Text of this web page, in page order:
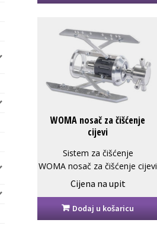
WOMA nosač za čišćenje
cijevi
Sistem za čišćenje
WOMA nosač za čišćenje cijevi
Cijena na upit
Dodaj u košaricu